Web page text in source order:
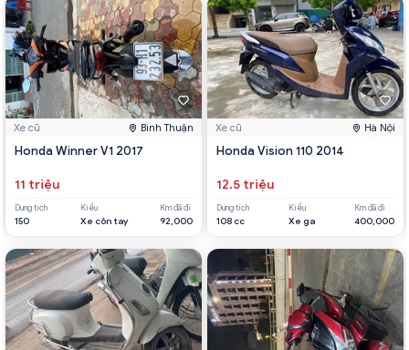
Xe cũ Bình Thuận
Honda Winner V1 2017
11 triệu
Dung tích
150
Kiểu
Xe côn tay
Km đã đi
92,000
Xe cũ Hà Nội
Honda Vision 110 2014
12.5 triệu
Dung tích
108 cc
Kiểu
Xe ga
Km đã đi
400,000